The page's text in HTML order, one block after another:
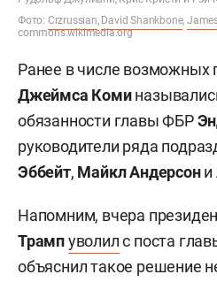
Фото: Crzrussian, David Shankbone,
commons.wikimedia.org
Ранее в числе возможных
Джеймса Коми
обязанности главы ФБР
руководители ряда
Эббейт, Майкл Андерсони
Напомним, вчера
Трампуволилс поста
объяснил такое решение